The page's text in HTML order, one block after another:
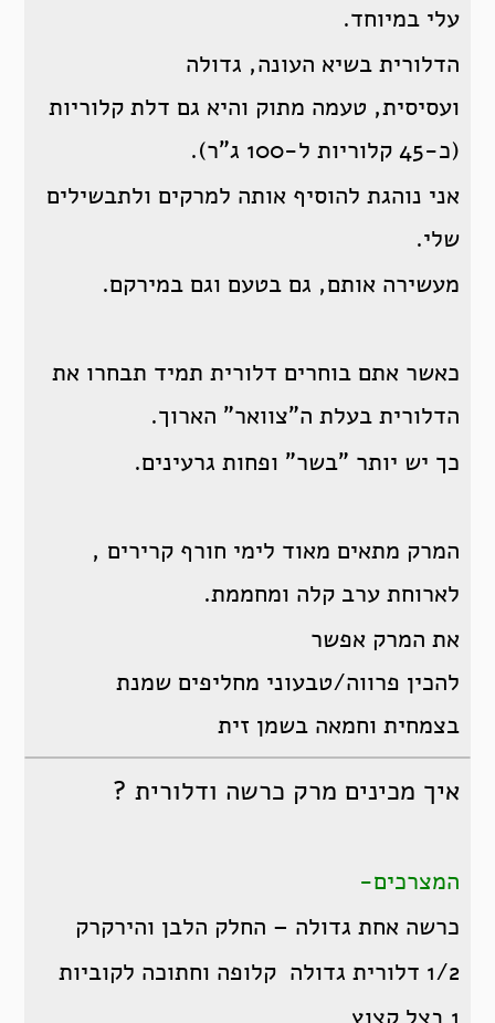
עלי במיוחד.
הדלורית בשיא העונה, גדולה
ועסיסית, טעמה מתוק והיא גם דלת קלוריות
(כ-45 קלוריות ל-100 ג"ר).
אני נוהגת להוסיף אותה למרקים ולתבשילים
שלי.
מעשירה אותם, גם בטעם וגם במירקם.
כאשר אתם בוחרים דלורית תמיד תבחרו את
הדלורית בעלת ה"צוואר" הארוך.
כך יש יותר "בשר" ופחות גרעינים.
המרק מתאים מאוד לימי חורף קרירים ,
לארוחת ערב קלה ומחממת.
את המרק אפשר
להכין פרווה/טבעוני מחליפים שמנת
בצמחית וחמאה בשמן זית
איך מכינים מרק כרשה ודלורית ?
המצרכים-
כרשה אחת גדולה – החלק הלבן והירקרק
1/2 דלורית גדולה קלופה וחתוכה לקוביות